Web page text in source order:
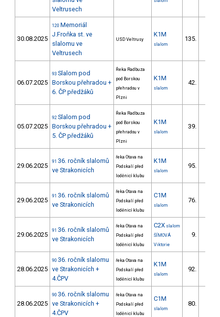
Veltrusech
30.08.2025
120 Memoriál
J.Froňka st. ve
slalomu ve
Veltrusech
USD Veltrusy
K1M
slalom
135.
06.07.2025
93 Slalom pod
Borskou přehradou +
6. ČP předžáků
Řeka Radbuza
pod Borskou
přehradou v
Plzni
K1M
slalom
42.
05.07.2025
92 Slalom pod
Borskou přehradou +
5. ČP předžáků
Řeka Radbuza
pod Borskou
přehradou v
Plzni
K1M
slalom
39.
29.06.2025
91 36. ročník slalomů
ve Strakonicích
řeka Otava na
Podskalí před
loděnicí klubu
K1M
slalom
95.
29.06.2025
91 36. ročník slalomů
ve Strakonicích
řeka Otava na
Podskalí před
loděnicí klubu
C1M
slalom
76.
29.06.2025
91 36. ročník slalomů
ve Strakonicích
řeka Otava na
Podskalí před
loděnicí klubu
C2X slalom
ŠÍMOVÁ
Viktorie
9.
28.06.2025
90 36. ročník slalomu
ve Strakonicích +
4.ČPV
řeka Otava na
Podskalí před
loděnicí klubu
K1M
slalom
92.
28.06.2025
90 36. ročník slalomu
ve Strakonicích +
4.ČPV
řeka Otava na
Podskalí před
loděnicí klubu
C1M
slalom
80.